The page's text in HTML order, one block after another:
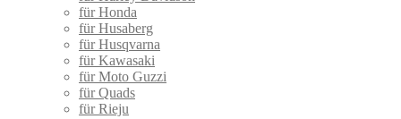
für Honda
für Husaberg
für Husqvarna
für Kawasaki
für Moto Guzzi
für Quads
für Rieju